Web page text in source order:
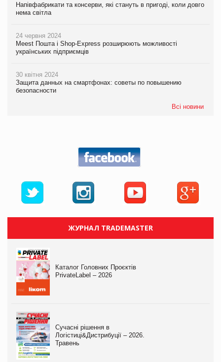
Напівфабрикати та консерви, які стануть в пригоді, коли довго
нема світла
24 червня 2024
Meest Пошта і Shop-Express розширюють можливості
українських підприємців
30 квітня 2024
Защита данных на смартфонах: советы по повышению
безопасности
Всі новини
ЖУРНАЛ TRADEMASTER
Каталог Головних Проєктів
PrivateLabel – 2026
Сучасні рішення в
Логістиці&Дистрибуції – 2026.
Травень